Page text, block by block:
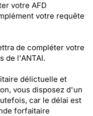
votre AFD
votre requête
de compléter votre
de l'ANTAI.
délictuelle et
vous disposez d'un
car le délai est
forfaitaire